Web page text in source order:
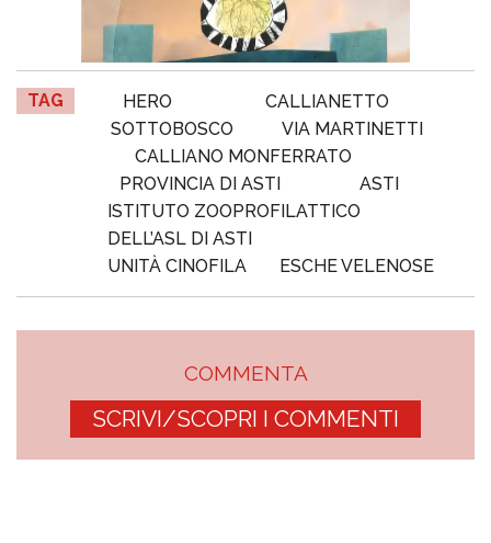
TAG HERO
CALLIANETTO
SOTTOBOSCO
VIA MARTINETTI
CALLIANO MONFERRATO
PROVINCIA DI ASTI
ASTI
ISTITUTO ZOOPROFILATTICO
DELL’ASL DI ASTI
UNITÀ CINOFILA
ESCHE VELENOSE
COMMENTA
SCRIVI/SCOPRI I COMMENTI